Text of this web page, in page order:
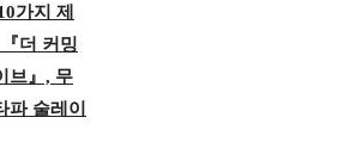
가지 제
더 커밍
브』, 무
파 술레이